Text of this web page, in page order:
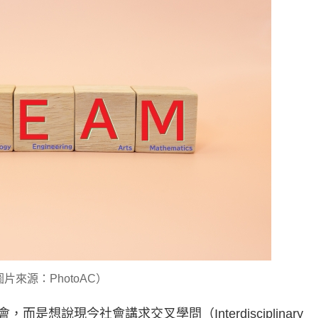
片來源：PhotoAC）
，而是想說現今社會講求交叉學問（Interdisciplinary